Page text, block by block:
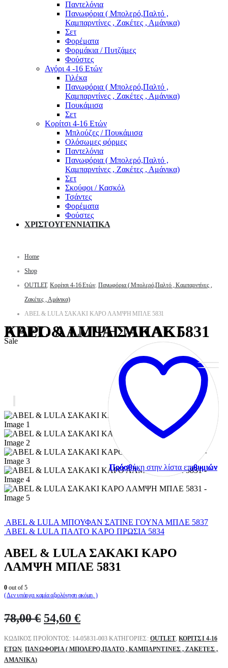
Παντελόνια
Πανωφόρια ( Μπολερό,Παλτό ,
Καμπαρντίνες , Ζακέτες , Αμάνικα)
Σετ
Φορέματα
Φορμάκια / Πυτζάμες
Φούστες
Αγόρι 4 -16 Ετών
Γιλέκα
Πανωφόρια ( Μπολερό,Παλτό ,
Καμπαρντίνες , Ζακέτες , Αμάνικα)
Πουκάμισα
Σετ
Κορίτσι 4-16 Ετών
Μπλούζες / Πουκάμισα
Ολόσωμες φόρμες
Παντελόνια
Πανωφόρια ( Μπολερό,Παλτό ,
Καμπαρντίνες , Ζακέτες , Αμάνικα)
Σετ
Σκούφοι / Κασκόλ
Τσάντες
Φορέματα
Φούστες
ΧΡΙΣΤΟΥΓΕΝΝΙΑΤΙΚΑ
Home
Shop
OUTLET,Κορίτσι 4-16 Ετών, Πανωφόρια ( Μπολερό,Παλτό , Καμπαρντίνες ,
Ζακέτες , Αμάνικα)
ABEL & LULA ΣΑΚΑΚΙ ΚΑΡΟ ΛΑΜΨΗ ΜΠΛΕ 5831
ABEL & LULA ΣΑΚΑΚΙ ΚΑΡΟ ΛΑΜΨΗ ΜΠΛΕ 5831
Sale
ABEL & LULA ΜΠΟΥΦΑΝ ΣΑΤΙΝΕ ΓΟΥΝΑ ΜΠΛΕ 5837
ABEL & LULA ΠΑΛΤΟ ΚΑΡΟ ΠΡΩΣΙΑ 5834
ABEL & LULA ΣΑΚΑΚΙ ΚΑΡΟ
ΛΑΜΨΗ ΜΠΛΕ 5831
0 out of 5
( Δεν υπάρχει καμία αξιολόγηση ακόμη. )
78,00€ Original
was:
54,60 €Η
τιμή
ΚΩΔΙΚΌΣ ΠΡΟΪΌΝΤΟΣ: 14-05831-003 ΚΑΤΗΓΟΡΊΕΣ: OUTLET ,ΚΟΡΊΤΣΙ 4-16
ΕΤΏΝ ,ΠΑΝΩΦΌΡΙΑ ( ΜΠΟΛΕΡΌ,ΠΑΛΤΌ , ΚΑΜΠΑΡΝΤΊΝΕΣ , ΖΑΚΈΤΕΣ ,
ΑΜΆΝΙΚΑ)
Πρόσθήκη στην λίστα επιθυμιών
Πρόσθήκη στην λίστα επιθυμιών
Πρόσθήκη στην λίστα επιθυμιών
Πρόσθήκη στην λίστα επιθυμιών
Πρόσθήκη στην λίστα επιθυμιών
Πρόσθήκη στην λίστα επιθυμιών
Πρόσθήκη στην λίστα επιθυμιών
Πρόσθήκη στην λίστα επιθυμιών
Πρόσθήκη στην λίστα επιθυμιών
Πρόσθήκη στην λίστα επιθυμιών